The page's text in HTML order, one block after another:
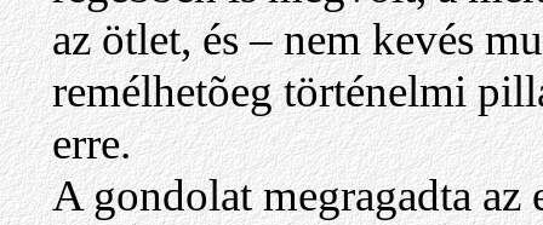
az ötlet, és – nem kevés
remélhetõeg történelmi
erre.
A gondolat megragadta az